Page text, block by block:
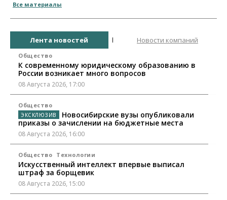
Все материалы
Лента новостей Новости компаний
Общество
К современному юридическому образованию в
России возникает много вопросов
08 Августа 2026, 17:00
Общество
Новосибирские вузы опубликовали
приказы о зачислении на бюджетные места
08 Августа 2026, 16:00
Общество Технологии
Искусственный интеллект впервые выписал
штраф за борщевик
08 Августа 2026, 15:00